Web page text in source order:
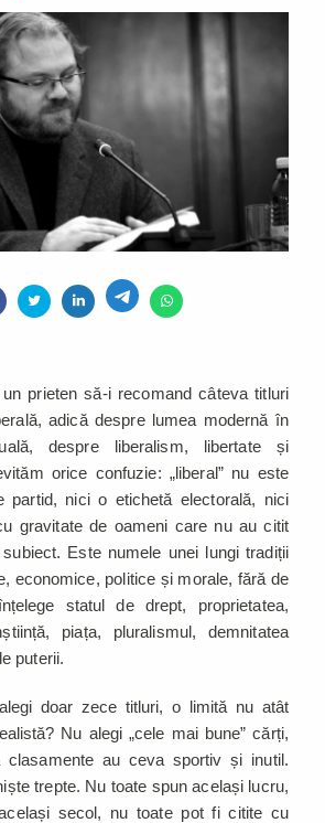
prieten să-i recomand câteva titluri
adică despre lumea modernă în
despre liberalism, libertate și
orice confuzie: „liberal” nu este
partid, nici o etichetă electorală, nici
gravitate de oameni care nu au citit
Este numele unei lungi tradiții
economice, politice și morale, fără de
statul de drept, proprietatea,
piața, pluralismul, demnitatea
puterii.
doar zece titluri, o limită nu atât
Nu alegi „cele mai bune” cărți,
clasamente au ceva sportiv și inutil.
trepte. Nu toate spun același lucru,
secol, nu toate pot fi citite cu